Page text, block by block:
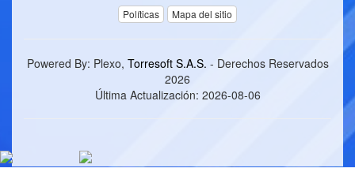
Políticas Mapa del sitio
Powered By: Plexo, Torresoft S.A.S. - Derechos Reservados
2026
Última Actualización: 2026-08-06